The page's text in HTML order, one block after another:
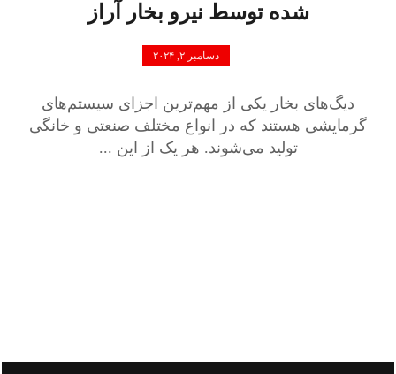
شده توسط نیرو بخار آراز
دسامبر ۲, ۲۰۲۴
دیگ‌های بخار یکی از مهم‌ترین اجزای سیستم‌های
گرمایشی هستند که در انواع مختلف صنعتی و خانگی
تولید می‌شوند. هر یک از این ...